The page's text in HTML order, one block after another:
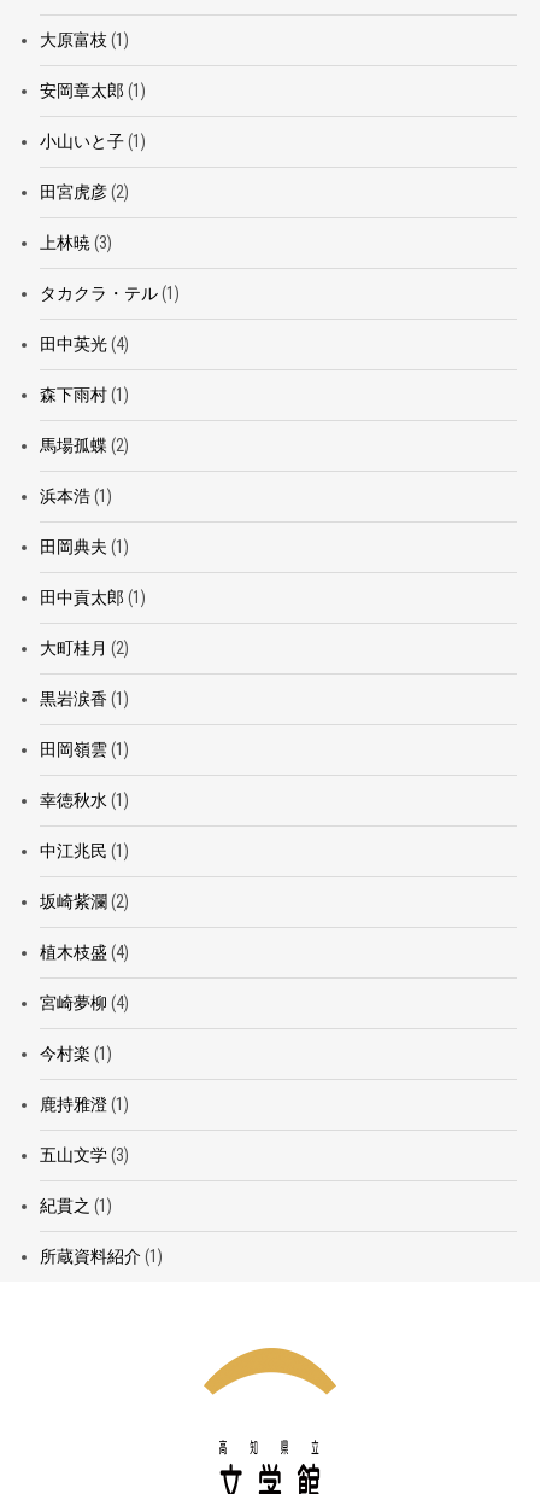
大原富枝 (1)
安岡章太郎 (1)
小山いと子(1)
田宮虎彦(2)
上林暁 (3)
タカクラ・テル(1)
田中英光(4)
森下雨村(1)
馬場孤蝶 (2)
浜本浩(1)
田岡典夫 (1)
田中貢太郎 (1)
大町桂月 (2)
黒岩涙香(1)
田岡嶺雲(1)
幸徳秋水 (1)
中江兆民 (1)
坂崎紫瀾 (2)
植木枝盛 (4)
宮崎夢柳 (4)
今村楽 (1)
鹿持雅澄(1)
五山文学(3)
紀貫之 (1)
所蔵資料紹介(1)